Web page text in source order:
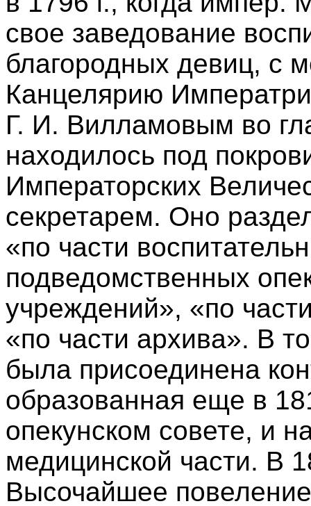
свое заведование
благородных девиц, с
Канцелярию
Г. И. Вилламовым во
находилось под
Императорских
секретарем. Оно
«по части
подведомственных
учреждений», «по
«по части архива». В
была присоединена
образованная еще в
опекунском совете, и
медицинской части. В
Высочайшее